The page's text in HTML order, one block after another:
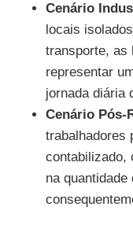
Cenário
locais
transporte, as
representar
jornada diária
Cenário Pós-
trabalhadores
contabilizado,
na